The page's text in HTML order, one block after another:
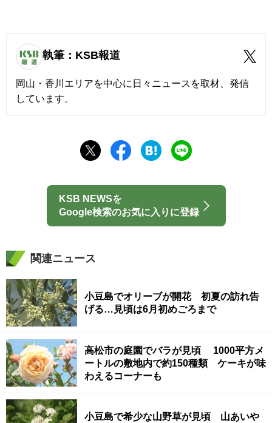
執筆：KSB報道
岡山・香川エリアを中心に日々ニュースを取材、発信
しています。
KSB NEWSを
Google検索のお気に入りに登録
関連ニュース
小豆島でオリーブが開花 初夏の訪れ告
げる…見頃は6月初めごろまで
高松市の庭園でバラが見頃 1000平方メ
ートルの敷地内で約150種類 ケーキが味
わえるコーナーも
小豆島で希少な山野草が見頃 山あいや